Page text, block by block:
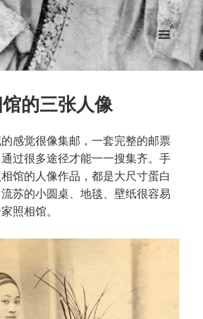
菜单和
挂件
的三张人像
感觉很像集邮，一套完整的邮票
过很多途径才能一一搜集齐。手
馆的人像作品，都是大尺寸蛋白
苏的小圆桌、地毯、壁纸很容易
照相馆。